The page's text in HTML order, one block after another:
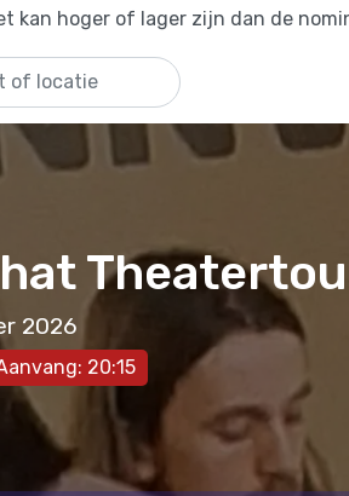
kan hoger of lager zijn dan de
2026
20:15